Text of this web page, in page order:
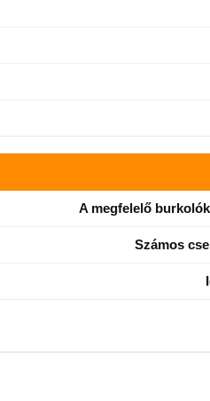
A megfelelő
Számos